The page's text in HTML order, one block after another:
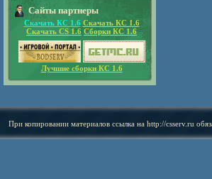
Сайты партнеры
Скачать КС 1.6 Скачать КС 1.6
Скачать CS 1.6 Сборки КС 1.6
Лучшие сборки КС 1.6
При копировании материалов ссылка на http://csserv.ru